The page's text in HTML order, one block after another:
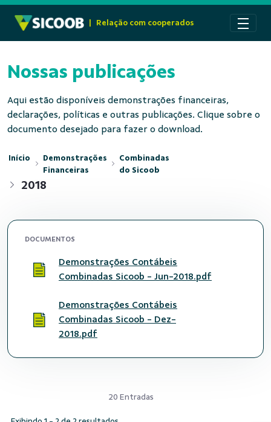
Relação com cooperados
Nossas publicações
Aqui estão disponíveis demonstrações financeiras,
declarações, políticas e outras publicações. Clique sobre o
documento desejado para fazer o download.
Início
Demonstrações
Financeiras
Combinadas
do Sicoob
2018
DOCUMENTOS
Demonstrações Contábeis
Combinadas Sicoob - Jun-2018.pdf
Demonstrações Contábeis
Combinadas Sicoob - Dez-
2018.pdf
20 Entradas